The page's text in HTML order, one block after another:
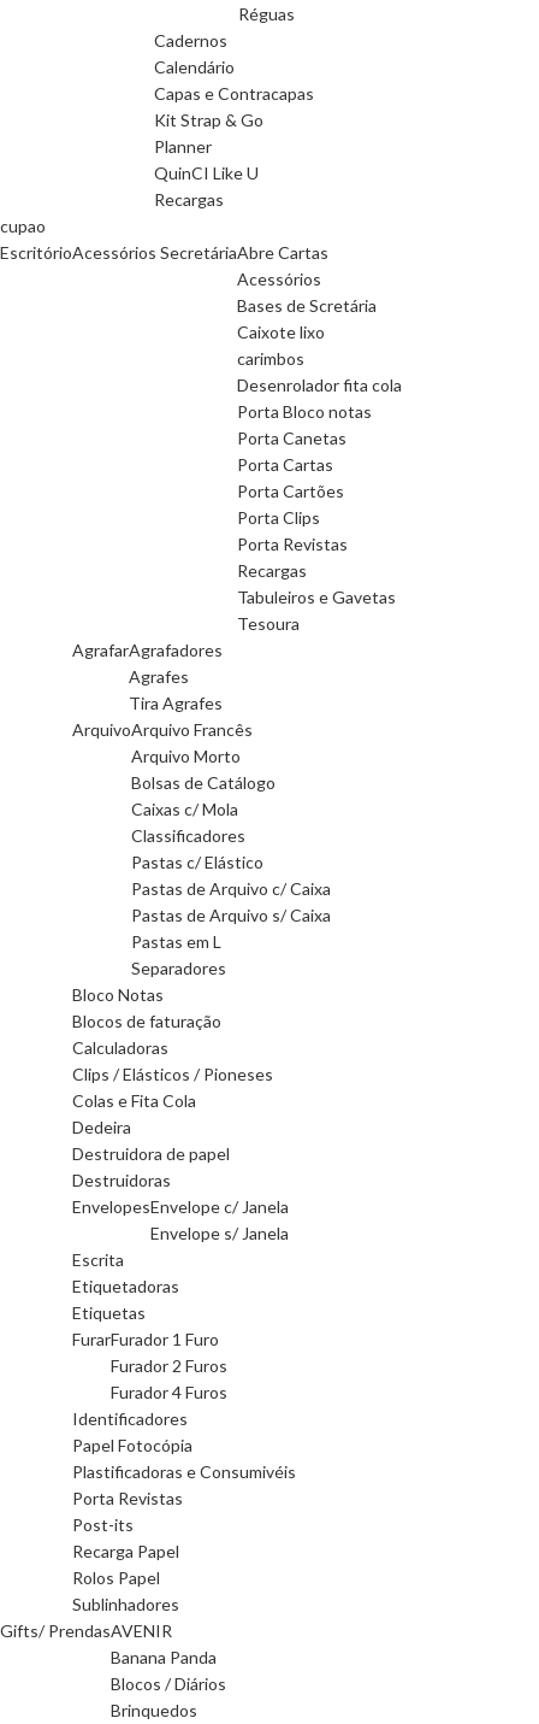
Réguas
Cadernos
Calendário
Capas e Contracapas
Kit Strap & Go
Planner
QuinCI Like U
Recargas
cupao
EscritórioAcessórios SecretáriaAbre Cartas
Acessórios
Bases de Scretária
Caixote lixo
carimbos
Desenrolador fita cola
Porta Bloco notas
Porta Canetas
Porta Cartas
Porta Cartões
Porta Clips
Porta Revistas
Recargas
Tabuleiros e Gavetas
Tesoura
AgrafarAgrafadores
Agrafes
Tira Agrafes
ArquivoArquivo Francês
Arquivo Morto
Bolsas de Catálogo
Caixas c/ Mola
Classificadores
Pastas c/ Elástico
Pastas de Arquivo c/ Caixa
Pastas de Arquivo s/ Caixa
Pastas em L
Separadores
Bloco Notas
Blocos de faturação
Calculadoras
Clips / Elásticos / Pioneses
Colas e Fita Cola
Dedeira
Destruidora de papel
Destruidoras
EnvelopesEnvelope c/ Janela
Envelope s/ Janela
Escrita
Etiquetadoras
Etiquetas
FurarFurador 1 Furo
Furador 2 Furos
Furador 4 Furos
Identificadores
Papel Fotocópia
Plastificadoras e Consumivéis
Porta Revistas
Post-its
Recarga Papel
Rolos Papel
Sublinhadores
Gifts/ PrendasAVENIR
Banana Panda
Blocos / Diários
Brinquedos